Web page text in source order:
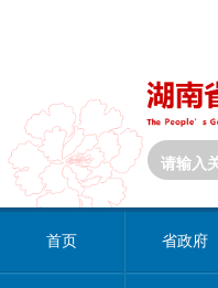
首页 省政府